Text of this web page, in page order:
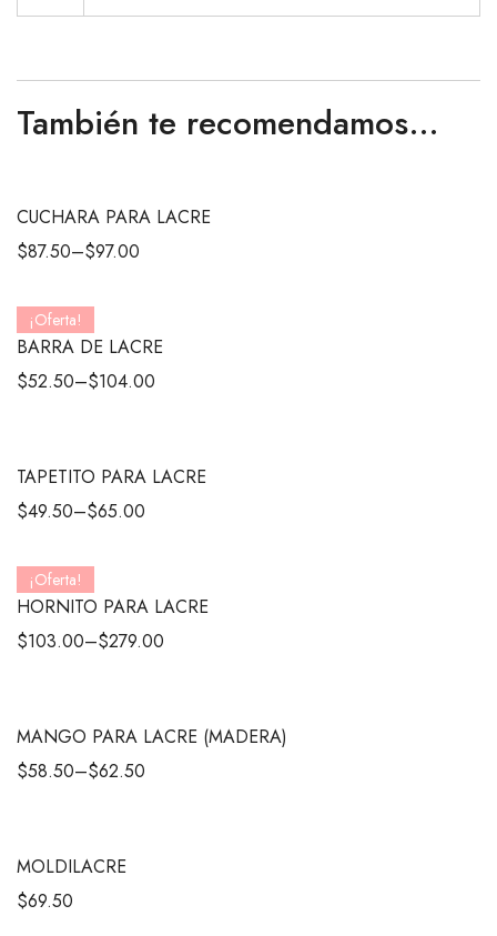
También te recomendamos…
CUCHARA PARA LACRE
$87.50–$97.00
¡Oferta!
BARRA DE LACRE
$52.50–$104.00
TAPETITO PARA LACRE
$49.50–$65.00
¡Oferta!
HORNITO PARA LACRE
$103.00–$279.00
MANGO PARA LACRE (MADERA)
$58.50–$62.50
MOLDILACRE
$69.50